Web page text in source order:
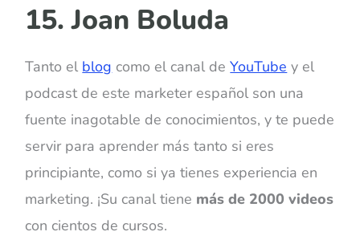
15. Joan Boluda
Tanto el blog como el canal deYouTube y el
podcast de este marketer español son una
fuente inagotable de conocimientos, y te puede
servir para aprender más tanto si eres
principiante, como si ya tienes experiencia en
marketing. ¡Su canal tiene más de 2000 videos
con cientos de cursos.